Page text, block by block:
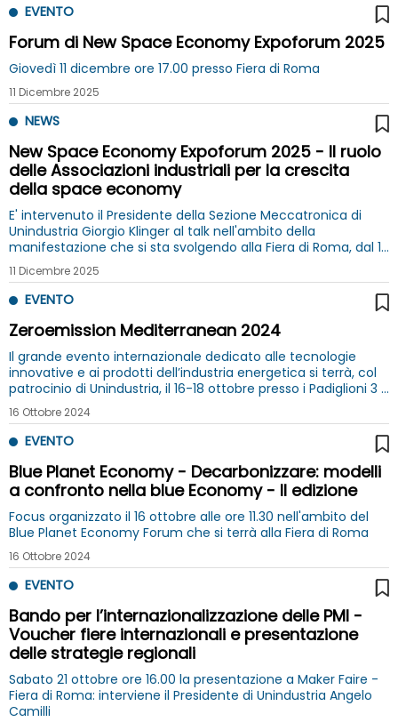
EVENTO
Forum di New Space Economy Expoforum 2025
Giovedì 11 dicembre ore 17.00 presso Fiera di Roma
11 Dicembre 2025
NEWS
New Space Economy Expoforum 2025 - Il ruolo
delle Associazioni industriali per la crescita
della space economy
E' intervenuto il Presidente della Sezione Meccatronica di
Unindustria Giorgio Klinger al talk nell'ambito della
manifestazione che si sta svolgendo alla Fiera di Roma, dal 10
al 12 dicembre 2025
11 Dicembre 2025
EVENTO
Zeroemission Mediterranean 2024
Il grande evento internazionale dedicato alle tecnologie
innovative e ai prodotti dell’industria energetica si terrà, col
patrocinio di Unindustria, il 16-18 ottobre presso i Padiglioni 3 e
4 della Fiera di Roma
16 Ottobre 2024
EVENTO
Blue Planet Economy - Decarbonizzare: modelli
a confronto nella blue Economy - II edizione
Focus organizzato il 16 ottobre alle ore 11.30 nell'ambito del
Blue Planet Economy Forum che si terrà alla Fiera di Roma
16 Ottobre 2024
EVENTO
Bando per l’internazionalizzazione delle PMI -
Voucher fiere internazionali e presentazione
delle strategie regionali
Sabato 21 ottobre ore 16.00 la presentazione a Maker Faire -
Fiera di Roma: interviene il Presidente di Unindustria Angelo
Camilli